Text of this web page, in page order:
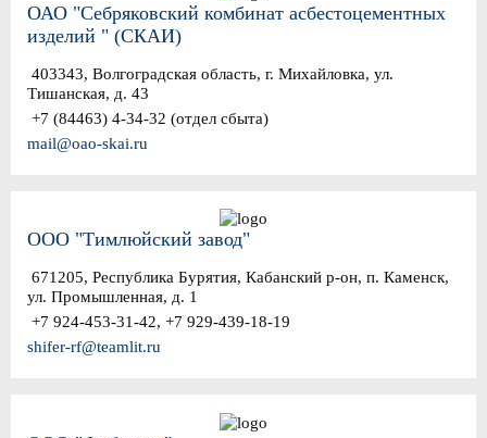
ОАО "Себряковский комбинат асбестоцементных
изделий " (СКАИ)
403343, Волгоградская область, г. Михайловка, ул.
Тишанская, д. 43
+7 (84463) 4-34-32 (отдел сбыта)
mail@oao-skai.ru
ООО "Тимлюйский завод"
671205, Республика Бурятия, Кабанский р-он, п. Каменск,
ул. Промышленная, д. 1
+7 924-453-31-42, +7 929-439-18-19
shifer-rf@teamlit.ru